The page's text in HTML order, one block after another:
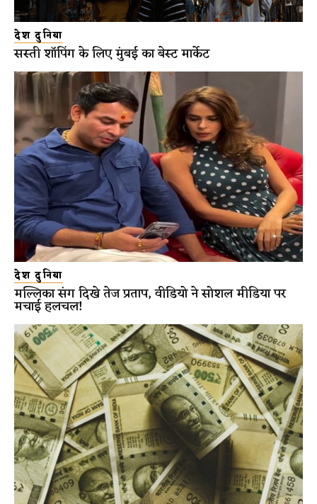
देश दुनिया
सस्ती शॉपिंग के लिए मुंबई का बेस्ट मार्केट
देश दुनिया
मल्लिका संग दिखे तेज प्रताप, वीडियो ने सोशल मीडिया पर
मचाई हलचल!